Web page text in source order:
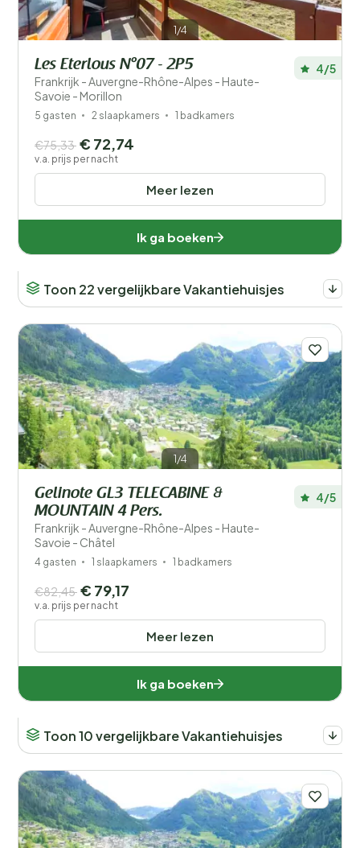
1/4
Les Eterlous N°07 - 2P5
Frankrijk - Auvergne-Rhône-Alpes - Haute-
Savoie - Morillon
4/5
5 gasten 2 slaapkamers 1 badkamers
Meer lezen
€75,33 € 72,74
v.a. prijs per nacht
Ik ga boeken
Toon 22 vergelijkbare Vakantiehuisjes
1/4
Gelinote GL3 TELECABINE &
MOUNTAIN 4 Pers.
Frankrijk - Auvergne-Rhône-Alpes - Haute-
Savoie - Châtel
4/5
4 gasten 1 slaapkamers 1 badkamers
Meer lezen
€82,45 € 79,17
v.a. prijs per nacht
Ik ga boeken
Toon 10 vergelijkbare Vakantiehuisjes